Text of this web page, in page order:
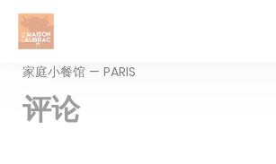
Cookie管理面板
家庭小餐馆 — PARIS
评论